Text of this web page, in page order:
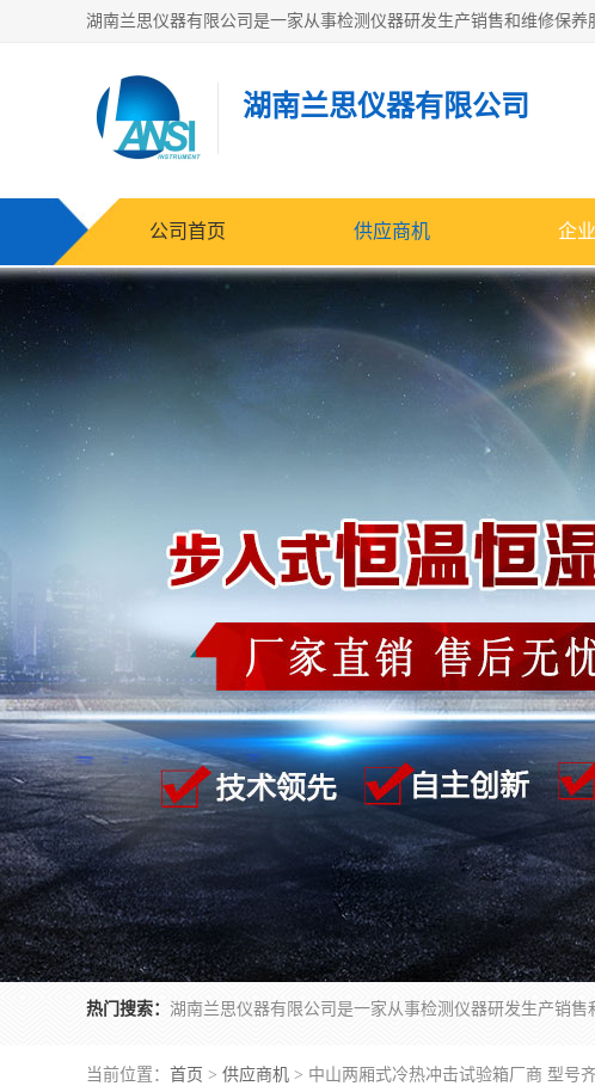
湖南兰思仪器有限公司
公司首页 供应商机 企
热门搜索：
当前位置： 首页 > 供应商机 > 中山两厢式冷热冲击试验箱厂商 型号